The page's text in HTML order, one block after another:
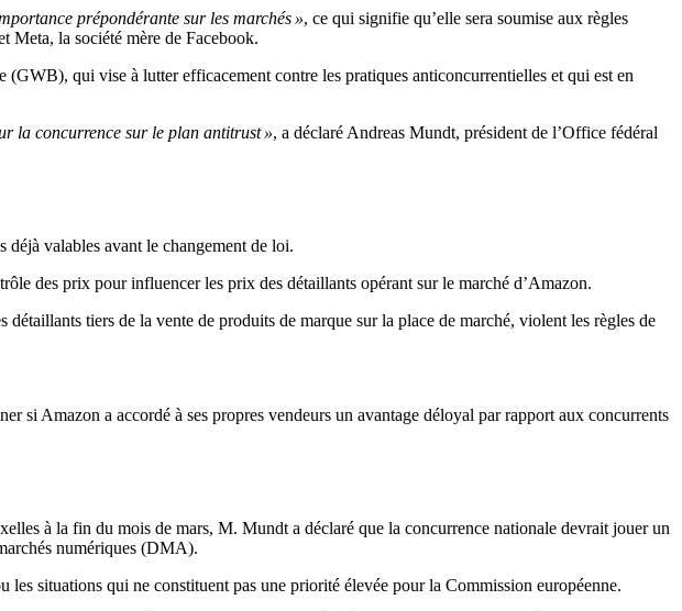
prépondérante sur les marchés », ce qui signifie qu’elle sera soumise aux règles
Meta, la société mère de Facebook.
qui vise à lutter efficacement contre les pratiques anticoncurrentielles et qui est en
la concurrence sur le plan antitrust », a déclaré Andreas Mundt, président de l’Office fédéral
déjà valables avant le changement de loi.
des prix pour influencer les prix des détaillants opérant sur le marché d’Amazon.
tiers de la vente de produits de marque sur la place de marché, violent les règles de
si Amazon a accordé à ses propres vendeurs un avantage déloyal par rapport aux concurrents
à la fin du mois de mars, M. Mundt a déclaré que la concurrence nationale devrait jouer un
numériques (DMA).
situations qui ne constituent pas une priorité élevée pour la Commission européenne.